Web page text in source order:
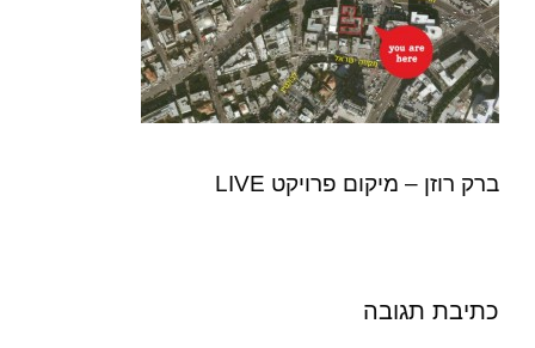
ברק רוזן – מיקום פרויקט LIVE
כתיבת תגובה